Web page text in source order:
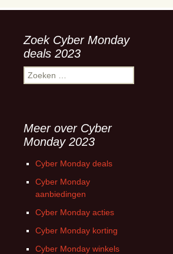
Zoek Cyber Monday
deals 2023
Zoeken
naar:
Meer over Cyber
Monday 2023
Cyber Monday deals
Cyber Monday
aanbiedingen
Cyber Monday acties
Cyber Monday korting
Cyber Monday winkels